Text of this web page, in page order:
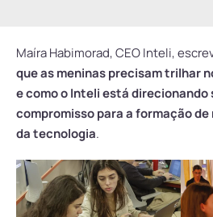
Maíra Habimorad, CEO Inteli,
que as meninas precisam trilhar
e como o Inteli está direcionando
compromisso para a formação de
da tecnologia.